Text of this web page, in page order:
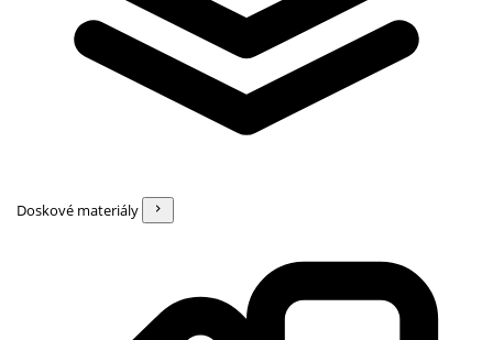
Doskové materiály